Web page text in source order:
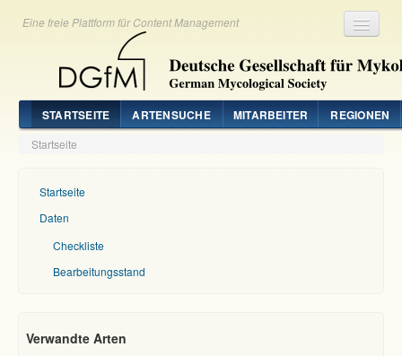
Eine freie Plattform für Content Management
STARTSEITE ARTENSUCHE MITARBEITER REGIONEN
Startseite
Startseite
Daten
Checkliste
Bearbeitungsstand
Verwandte Arten